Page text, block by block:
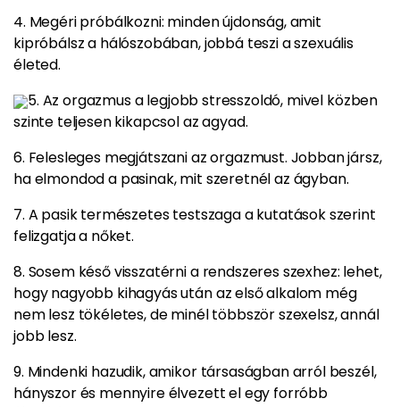
4. Megéri próbálkozni: minden újdonság, amit
kipróbálsz a hálószobában, jobbá teszi a szexuális
életed.
5. Azorgazmusa legjobb stresszoldó, mivel közben
szinte teljesen kikapcsol az agyad.
6. Felesleges megjátszani az orgazmust. Jobban jársz,
ha elmondod a pasinak, mit szeretnél az ágyban.
7. A pasik természetes testszaga a kutatások szerint
felizgatja a nőket.
8. Sosem késő visszatérni a rendszeres szexhez: lehet,
hogy nagyobb kihagyás után az első alkalom még
nem lesz tökéletes, de minél többször szexelsz, annál
jobb lesz.
9. Mindenki hazudik, amikor társaságban arról beszél,
hányszor és mennyire élvezett el egy forróbb